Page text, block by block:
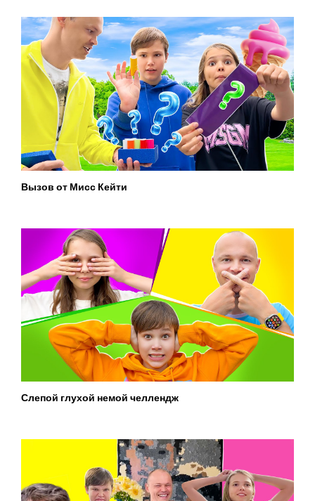
Вызов от Мисс Кейти
Слепой глухой немой челлендж